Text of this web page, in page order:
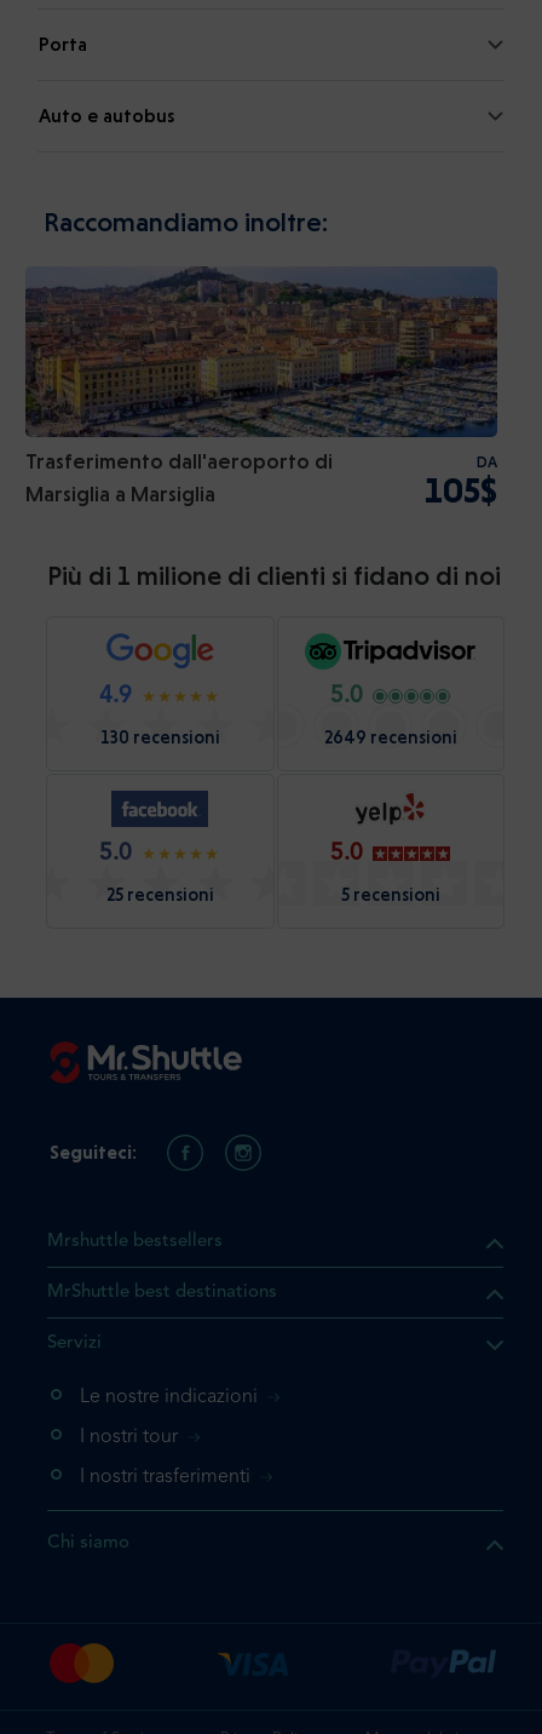
Porta
Auto e autobus
Raccomandiamo inoltre:
Trasferimento dall'aeroporto di
Marsiglia a Marsiglia
DA
105$
Più di 1 milione di clienti si fidano di noi
4.9
130 recensioni
5.0
2649 recensioni
5.0
25 recensioni
5.0
5 recensioni
il prodotto che state
nuovamente, la
Mrshuttle bestsellers
MrShuttle best destinations
Servizi
Le nostre indicazioni
I nostri tour
I nostri trasferimenti
Chi siamo
Seguiteci: